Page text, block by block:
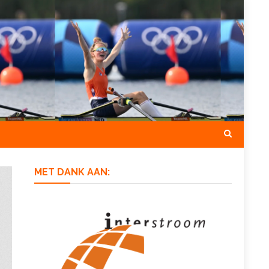
MET DANK AAN: